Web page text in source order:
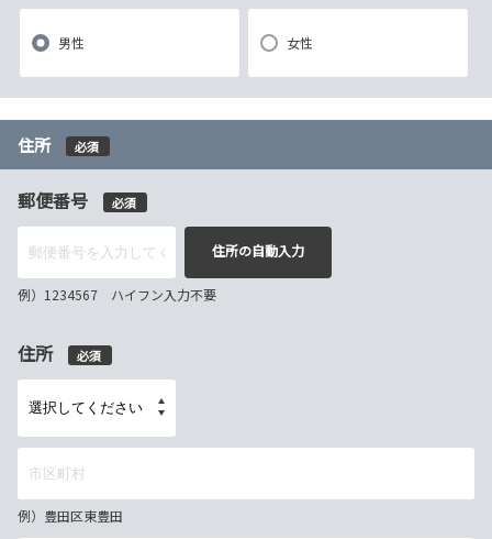
男性 女性
住所 必須
郵便番号 必須
住所の自動入力
例）1234567 ハイフン入力不要
住所 必須
例）豊田区東豊田